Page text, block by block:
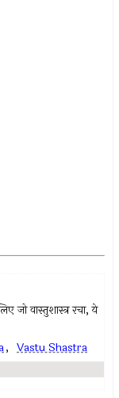
जो वास्तुशास्त्र रचा, ये
, Vastu Shastra